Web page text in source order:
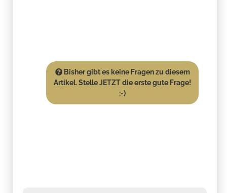
Bisher gibt es keine Fragen zu diesem
Artikel. Stelle JETZT die erste gute Frage!
:-)